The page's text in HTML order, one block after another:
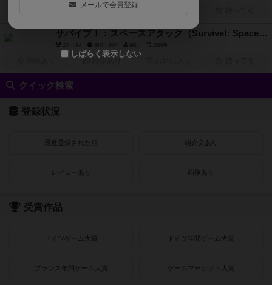
経験あり
サバイブ！：スペースアタック（Survive!: Space Attack）
クイック検索
登録状況
最近登録された順 紹介文あり
レビューあり 画像あり
受賞作品
ドイツゲーム大賞 ドイツ年間ゲーム大賞
フランス年間ゲーム大賞 ゲームマーケット大賞
メールで会員登録
しばらく表示しない